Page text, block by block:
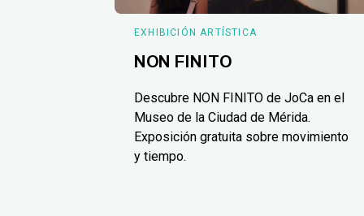
EXHIBICIÓN ARTÍSTICA
NON FINITO
Descubre NON FINITO de JoCa en el
Museo de la Ciudad de Mérida.
Exposición gratuita sobre movimiento
y tiempo.